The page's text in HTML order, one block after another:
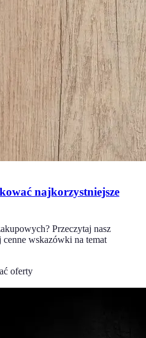
najkorzystniejsze
Przeczytaj nasz
wskazówki na temat
oferty